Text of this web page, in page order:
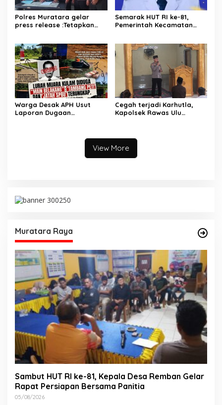
Polres Muratara gelar
press release :Tetapkan
Maut antara Bus ALS dan
Tangki BBM Tewaskan 19
Orang
Semarak HUT RI ke-81,
Pemerintah Kecamatan
Warga Desak APH Usut
Laporan Dugaan
Cegah terjadi Karhutla,
Kapolsek Rawas Ulu
Kapolda Sumsel
View More
Muratara Raya
Sambut HUT RI ke-81, Kepala Desa Remban Gelar
Rapat Persiapan Bersama Panitia
05/08/2026